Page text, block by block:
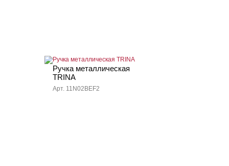
Ручка металлическая
TRINA
Арт. 11N02BEF2